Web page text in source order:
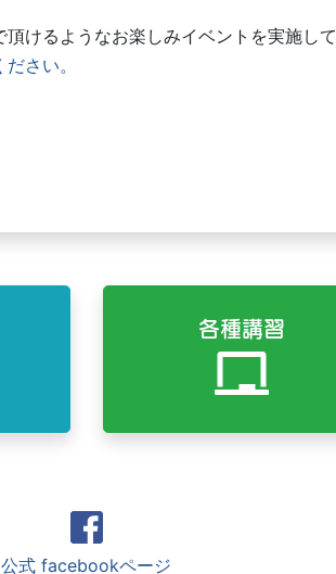
頂けるようなお楽しみイベントを実施し
さい。
各種講習
公式 facebookページ